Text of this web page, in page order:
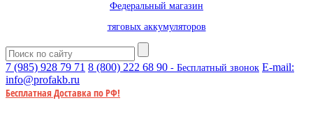
Федеральный магазин
тяговых аккумуляторов
7 (985) 928 79 71 8 (800) 222 68 90 - Бесплатный звонок E-mail:
info@profakb.ru
Бесплатная Доставка по РФ!